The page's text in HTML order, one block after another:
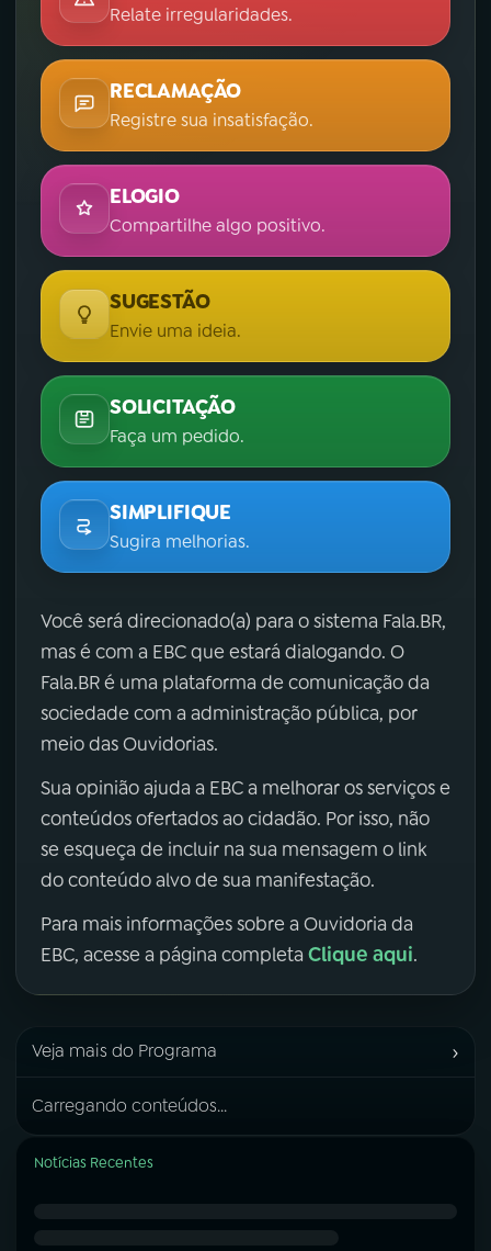
Relate irregularidades.
RECLAMAÇÃO
Registre sua insatisfação.
ELOGIO
Compartilhe algo positivo.
SUGESTÃO
Envie uma ideia.
SOLICITAÇÃO
Faça um pedido.
SIMPLIFIQUE
Sugira melhorias.
Você será direcionado(a) para o sistema Fala.BR,
mas é com a EBC que estará dialogando. O
Fala.BR é uma plataforma de comunicação da
sociedade com a administração pública, por
meio das Ouvidorias.
Sua opinião ajuda a EBC a melhorar os serviços e
conteúdos ofertados ao cidadão. Por isso, não
se esqueça de incluir na sua mensagem o link
do conteúdo alvo de sua manifestação.
Para mais informações sobre a Ouvidoria da
EBC, acesse a página completa Clique aqui.
Veja mais do Programa ›
Carregando conteúdos...
Notícias Recentes